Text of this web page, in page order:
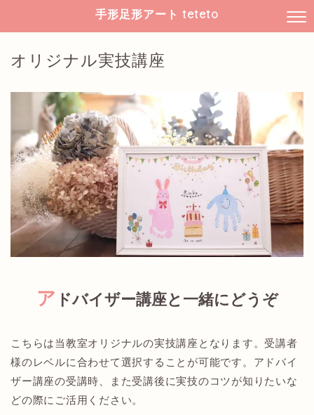
手形足形アート teteto
オリジナル実技講座
ア ドバイザー講座と一緒にどうぞ
こちらは当教室オリジナルの実技講座となります。受講者
様のレベルに合わせて選択することが可能です。アドバイ
ザー講座の受講時、また受講後に実技のコツが知りたいな
どの際にご活用ください。